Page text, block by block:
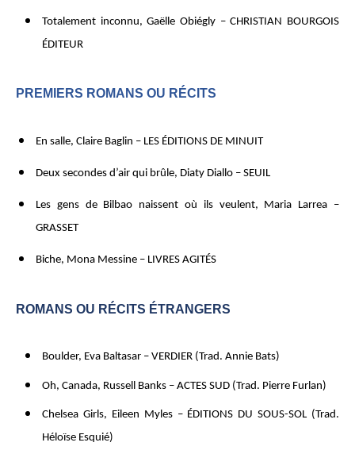
Totalement inconnu, Gaëlle Obiégly – CHRISTIAN BOURGOIS
ÉDITEUR
PREMIERS ROMANS OU RÉCITS
En salle, Claire Baglin – LES ÉDITIONS DE MINUIT
Deux secondes d’air qui brûle, Diaty Diallo – SEUIL
Les gens de Bilbao naissent où ils veulent, Maria Larrea –
GRASSET
Biche, Mona Messine – LIVRES AGITÉS
ROMANS OU RÉCITS ÉTRANGERS
Boulder, Eva Baltasar – VERDIER (Trad. Annie Bats)
Oh, Canada, Russell Banks – ACTES SUD (Trad. Pierre Furlan)
Chelsea Girls, Eileen Myles – ÉDITIONS DU SOUS-SOL (Trad.
Héloïse Esquié)